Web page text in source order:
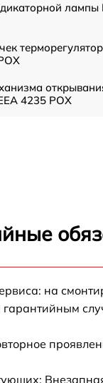
лампы
4235 POX
питания
на
гарантийным